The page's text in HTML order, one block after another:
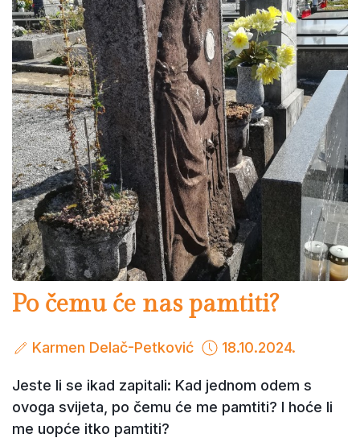
Po čemu će nas pamtiti?
Karmen Delač-Petković 18.10.2024.
Jeste li se ikad zapitali: Kad jednom odem s
ovoga svijeta, po čemu će me pamtiti? I hoće li
me uopće itko pamtiti?